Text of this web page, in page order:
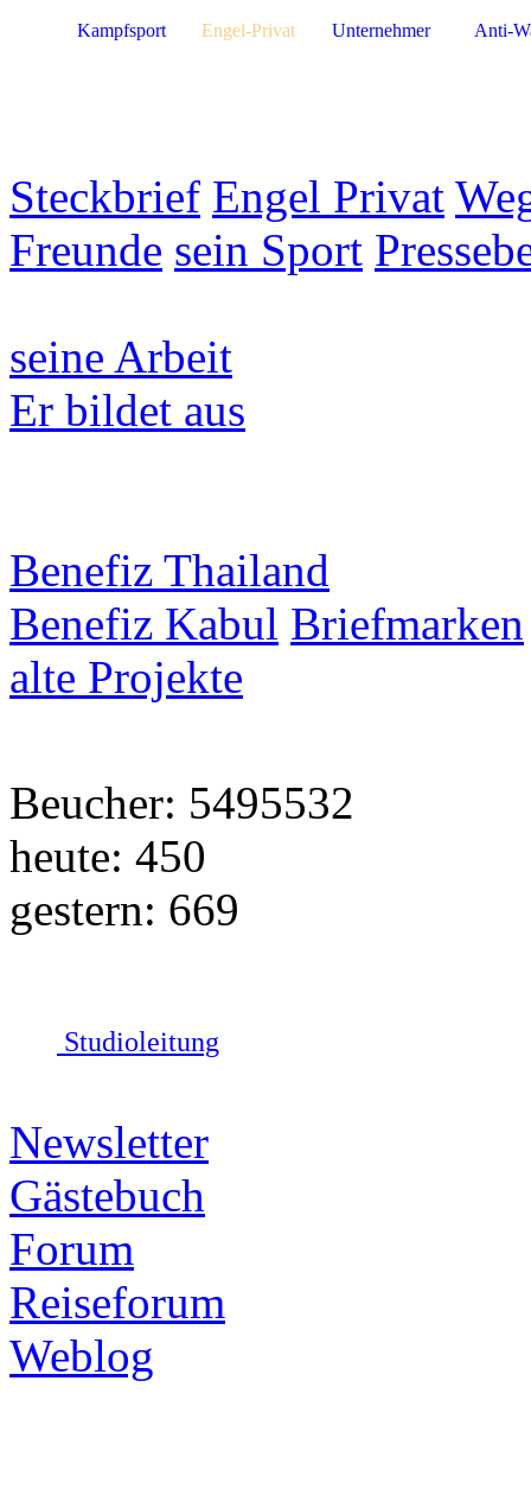
Steckbrief Engel Privat
Freunde sein Sport
seine Arbeit
Er bildet aus
Benefiz Thailand
Benefiz Kabul Briefmarken
alte Projekte
Beucher: 5495532
heute: 450
gestern: 669
Studioleitung
Newsletter
Gästebuch
Forum
Reiseforum
Weblog
Kampfsport Engel-Privat Unternehmer Anti-